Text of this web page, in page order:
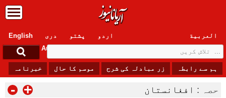
English دری پشتو العربیة
اردو
Sunday, 9 August , 2026
ہم سے رابطہ زر مبادلہ کی شرح موسم کا حال خبرنامہ
حصہ : افغانستان - +